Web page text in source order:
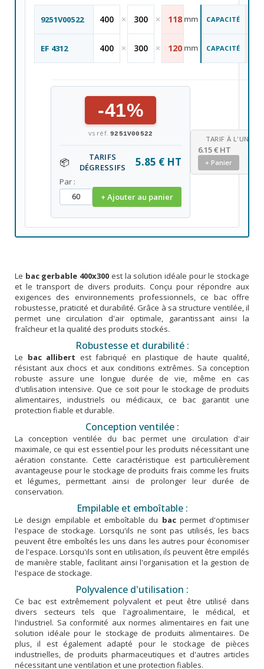
9251V00522 400 × 300 × 118 mm CAPACITÉ
EF 4312 400 × 300 × 120 mm CAPACITÉ
-41%
vs réf.9251V00522
📦
TARIFS
DÉGRESSIFS
5.85 € HT
Par :
+ Ajouter au panier
TARIF À L'UNITÉ
6.15 € HT
+ Panier
Le bac gerbable 400x300 est la solution idéale pour le stockage
et le transport de divers produits. Conçu pour répondre aux
exigences des environnements professionnels, ce bac offre
robustesse, praticité et durabilité. Grâce à sa structure ventilée, il
permet une circulation d'air optimale, garantissant ainsi la
fraîcheur et la qualité des produits stockés.
Robustesse et durabilité :
Le bac allibert est fabriqué en plastique de haute qualité,
résistant aux chocs et aux conditions extrêmes. Sa conception
robuste assure une longue durée de vie, même en cas
d'utilisation intensive. Que ce soit pour le stockage de produits
alimentaires, industriels ou médicaux, ce bac garantit une
protection fiable et durable.
Conception ventilée :
La conception ventilée du bac permet une circulation d'air
maximale, ce qui est essentiel pour les produits nécessitant une
aération constante. Cette caractéristique est particulièrement
avantageuse pour le stockage de produits frais comme les fruits
et légumes, permettant ainsi de prolonger leur durée de
conservation.
Empilable et emboîtable :
Le design empilable et emboîtable du bac permet d'optimiser
l'espace de stockage. Lorsqu'ils ne sont pas utilisés, les bacs
peuvent être emboîtés les uns dans les autres pour économiser
de l'espace. Lorsqu'ils sont en utilisation, ils peuvent être empilés
de manière stable, facilitant ainsi l'organisation et la gestion de
l'espace de stockage.
Polyvalence d'utilisation :
Ce bac est extrêmement polyvalent et peut être utilisé dans
divers secteurs tels que l'agroalimentaire, le médical, et
l'industriel. Sa conformité aux normes alimentaires en fait une
solution idéale pour le stockage de produits alimentaires. De
plus, il est également adapté pour le stockage de pièces
industrielles, de produits pharmaceutiques et d'autres articles
nécessitant une ventilation et une protection fiables.